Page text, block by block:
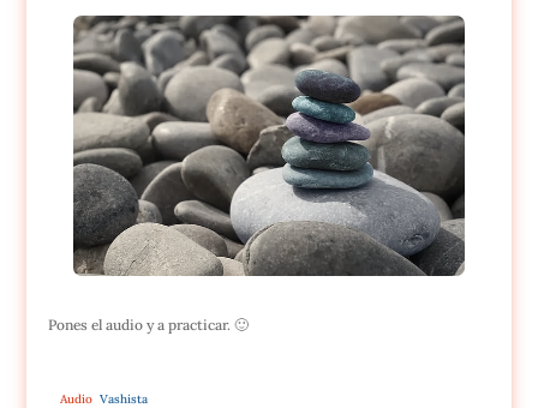
Pones el audio y a practicar. 🙂
Audio Vashista